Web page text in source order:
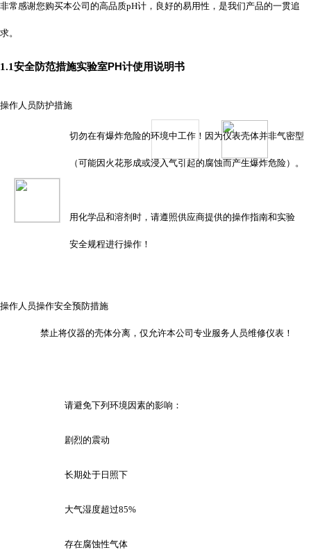
非常感谢您购买本公司的高品质pH计，良好的易用性，是我们产品的一贯追
求。
1.1安全防范措施实验室PH计使用说明书
操作人员防护措施
切勿在有爆炸危险的环境中工作！因为仪表壳体并非气密型
（可能因火花形成或浸入气引起的腐蚀而产生爆炸危险）。
用化学品和溶剂时，请遵照供应商提供的操作指南和实验
安全规程进行操作！
操作人员操作安全预防措施
禁止将仪器的壳体分离，仅允许本公司专业服务人员维修仪表！
请避免下列环境因素的影响：
剧烈的震动
长期处于日照下
大气湿度超过85%
存在腐蚀性气体